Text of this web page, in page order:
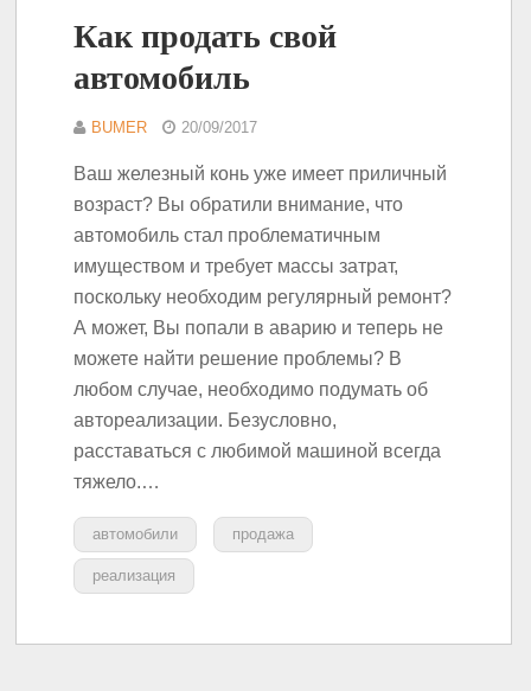
Как продать свой
автомобиль
BUMER 20/09/2017
Ваш железный конь уже имеет приличный
возраст? Вы обратили внимание, что
автомобиль стал проблематичным
имуществом и требует массы затрат,
поскольку необходим регулярный ремонт?
А может, Вы попали в аварию и теперь не
можете найти решение проблемы? В
любом случае, необходимо подумать об
автореализации. Безусловно,
расставаться с любимой машиной всегда
тяжело.…
автомобили продажа
реализация